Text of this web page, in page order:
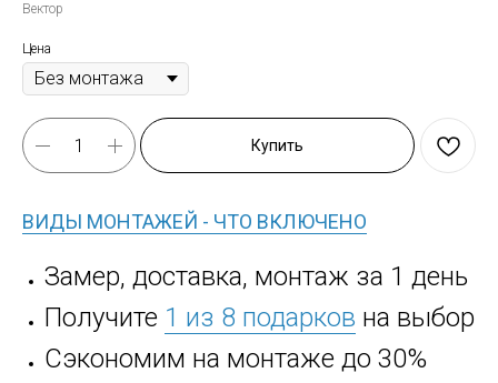
Вектор
Цена
Купить
ВИДЫ МОНТАЖЕЙ - ЧТО ВКЛЮЧЕНО
Замер, доставка, монтаж за 1 день
Получите 1 из 8 подарков на выбор
Сэкономим на монтаже до 30%